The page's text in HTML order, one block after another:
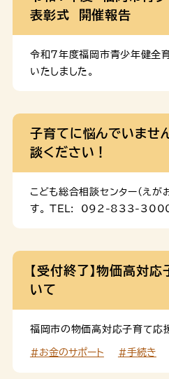
表彰式 開催報告
令和７年度福岡市青少年健全
いたしました。
子育てに悩んでいませ
談ください！
こども総合相談センター(えが
す。 TEL: 092-833-
います。秘密は守られますの
い。 こども総合相談センター
ームページ ＴＥＬ：092-
832-7830※ 24時間受付（
育て相談リーフレット（長辺三
【受付終了】物価高対
いて
福岡市の物価高対応子育て応
#お金のサポート #手続き